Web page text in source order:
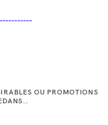
OU PROMOTIONS